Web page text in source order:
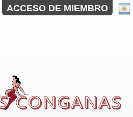
ACCESO DE MIEMBRO